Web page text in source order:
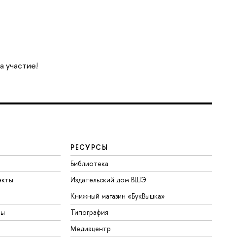
участие!
РЕСУРСЫ
Библиотека
Издательский дом ВШЭ
Книжный магазин «БукВышка»
Типография
Медиацентр